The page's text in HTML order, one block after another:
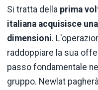
Si tratta della prima
italiana acquisisce
dimensioni.
raddoppiare la sua
passo fondamentale
gruppo. Newlat